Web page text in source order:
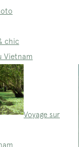
chic
Vietnam
Voyage sur